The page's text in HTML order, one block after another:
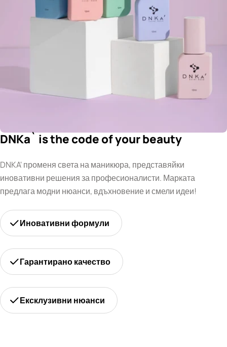
DNKa` is the code of your beauty
DNKA' променя света на маникюра, представяйки
иновативни решения за професионалисти. Марката
предлага модни нюанси, вдъхновение и смели идеи!
Иновативни формули
Гарантирано качество
Ексклузивни нюанси